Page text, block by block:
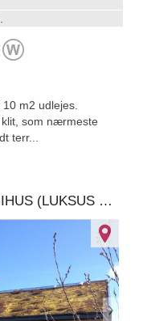
m2 udlejes.
som nærmeste
terr...
Nyere arkitekttegnet LAVENERGIHUS (LUKSUS med INTERNET og WELLNESS).Nr. Vorupør, syd for Klitmøller